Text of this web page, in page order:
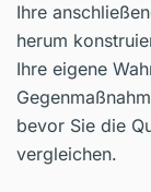
Ihre
herum
Ihre eigene
bevor Sie die
vergleichen.